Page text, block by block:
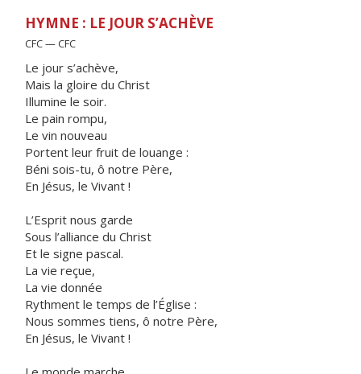
HYMNE : LE JOUR S’ACHÈVE
CFC — CFC
Le jour s’achève,
Mais la gloire du Christ
Illumine le soir.
Le pain rompu,
Le vin nouveau
Portent leur fruit de louange :
Béni sois-tu, ô notre Père,
En Jésus, le Vivant !
L’Esprit nous garde
Sous l’alliance du Christ
Et le signe pascal.
La vie reçue,
La vie donnée
Rythment le temps de l’Église :
Nous sommes tiens, ô notre Père,
En Jésus, le Vivant !